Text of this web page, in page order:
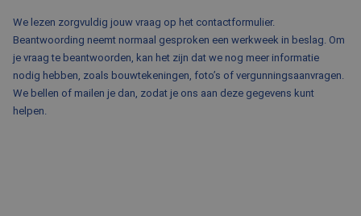
We lezen zorgvuldig jouw vraag op het contactformulier.
Beantwoording neemt normaal gesproken een werkweek in beslag. Om
je vraag te beantwoorden, kan het zijn dat we nog meer informatie
nodig hebben, zoals bouwtekeningen, foto’s of vergunningsaanvragen.
We bellen of mailen je dan, zodat je ons aan deze gegevens kunt
helpen.